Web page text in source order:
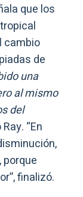
que los
cambio
de
una
al mismo
del
“En
porque
finalizó.